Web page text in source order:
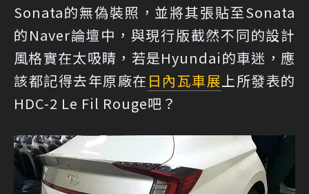
Sonata的無偽裝照，並將其張貼至Sonata
的Naver論壇中，與現行版截然不同的設計
風格實在太吸睛，若是Hyundai的車迷，應
該都記得去年原廠在 日內瓦車展 上所發表的
HDC-2 Le Fil Rouge吧？